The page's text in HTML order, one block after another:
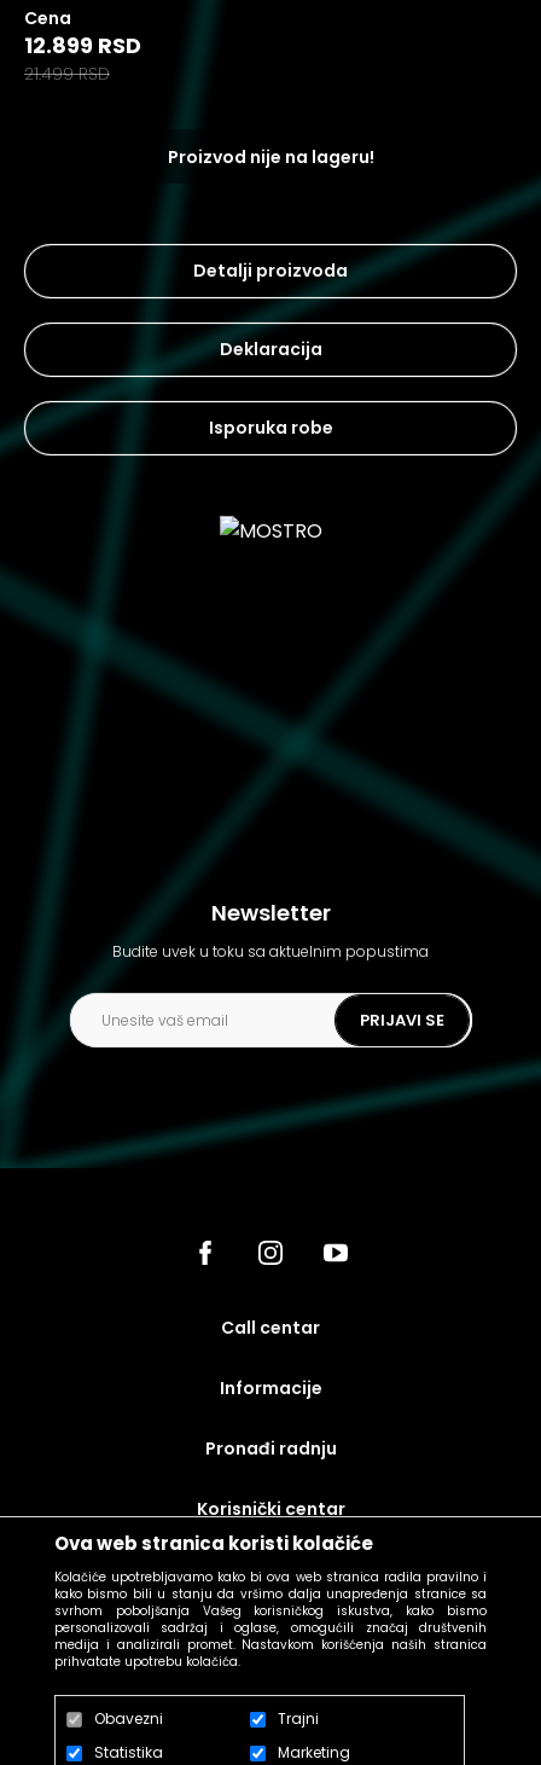
Ova web stranica koristi kolačiće
Kolačiće upotrebljavamo kako bi ova web stranica radila pravilno i
kako bismo bili u stanju da vršimo dalja unapređenja stranice sa
svrhom poboljšanja Vašeg korisničkog iskustva, kako bismo
personalizovali sadržaj i oglase, omogućili značaj društvenih
medija i analizirali promet. Nastavkom korišćenja naših stranica
prihvatate upotrebu kolačića.
Obavezni
Trajni
Statistika
Marketing
Cena
12.899 RSD
21.499 RSD
Proizvod nije na lageru!
Detalji proizvoda
Deklaracija
Isporuka robe
Newsletter
Budite uvek u toku sa aktuelnim popustima
PRIJAVI SE
call centar
Informacije
Pronađi radnju
korisnički centar
uslovi prodaje